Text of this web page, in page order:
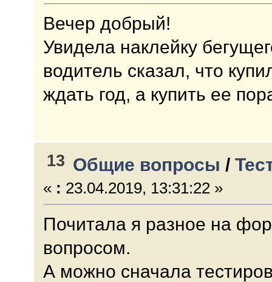
Вечер добрый!
Увидела наклейку
водитель сказал, что
ждать год, а купить ее
13 Общие вопросы /
« : 23.04.2019, 13:31:22 »
Почитала я разное на
вопросом.
А можно сначала